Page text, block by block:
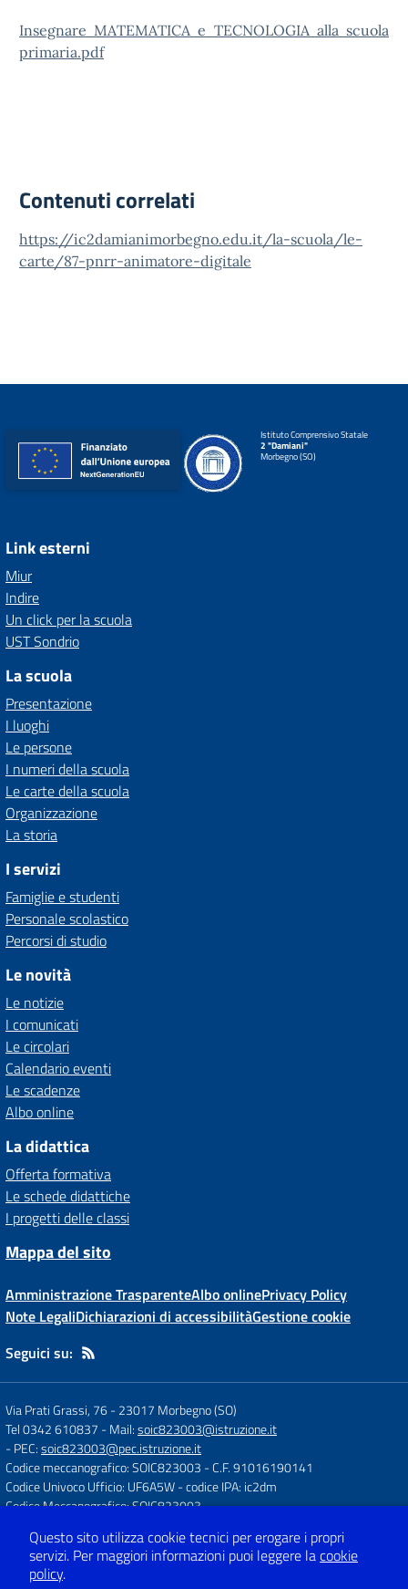
Insegnare MATEMATICA e TECNOLOGIA alla scuola
primaria.pdf
Contenuti correlati
https://ic2damianimorbegno.edu.it/la-scuola/le-
carte/87-pnrr-animatore-digitale
Istituto Comprensivo Statale
2 "Damiani"
Morbegno (SO)
Link esterni
Miur
Indire
Un click per la scuola
UST Sondrio
La scuola
Presentazione
I luoghi
Le persone
I numeri della scuola
Le carte della scuola
Organizzazione
La storia
I servizi
Famiglie e studenti
Personale scolastico
Percorsi di studio
Le novità
Le notizie
I comunicati
Le circolari
Calendario eventi
Le scadenze
Albo online
La didattica
Offerta formativa
Le schede didattiche
I progetti delle classi
Mappa del sito
Amministrazione TrasparenteAlbo onlinePrivacy Policy
Note LegaliDichiarazioni di accessibilitàGestione cookie
Seguici su:
Via Prati Grassi, 76-23017 Morbegno (SO)
Tel 0342 610837 - Mail:soic823003@istruzione.it
- PEC:soic823003@pec.istruzione.it
Codice meccanografico: SOIC823003 - C.F. 91016190141
Codice Univoco Ufficio: UF6A5W- codice IPA: ic2dm
Codice Meccanografico: SOIC823003
Concept & Design by
Designers Italia
Questo sito utilizza cookie tecnici per erogare i propri
servizi. Per maggiori informazioni puoi leggere lacookie
policy.